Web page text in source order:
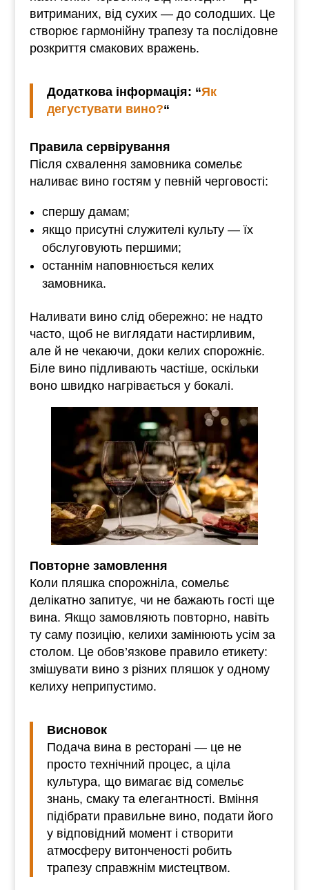
витриманих, від сухих — до солодших. Це
створює гармонійну трапезу та послідовне
розкриття смакових вражень.
Додаткова інформація: “Як
дегустувати вино?“
Правила сервірування
Після схвалення замовника сомельє
наливає вино гостям у певній черговості:
спершу дамам;
якщо присутні служителі культу — їх
обслуговують першими;
останнім наповнюється келих
замовника.
Наливати вино слід обережно: не надто
часто, щоб не виглядати настирливим,
але й не чекаючи, доки келих спорожніє.
Біле вино підливають частіше, оскільки
воно швидко нагрівається у бокалі.
Повторне замовлення
Коли пляшка спорожніла, сомельє
делікатно запитує, чи не бажають гості ще
вина. Якщо замовляють повторно, навіть
ту саму позицію, келихи замінюють усім за
столом. Це обов’язкове правило етикету:
змішувати вино з різних пляшок у одному
келиху неприпустимо.
Висновок
Подача вина в ресторані — це не
просто технічний процес, а ціла
культура, що вимагає від сомельє
знань, смаку та елегантності. Вміння
підібрати правильне вино, подати його
у відповідний момент і створити
атмосферу витонченості робить
трапезу справжнім мистецтвом.